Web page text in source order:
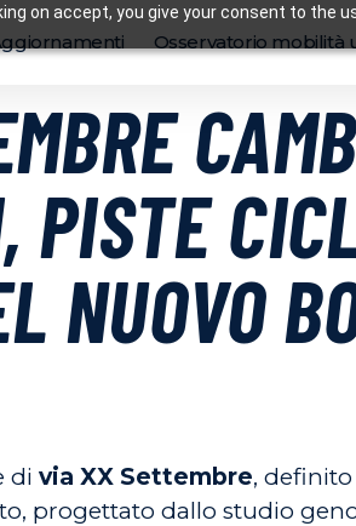
on accept, you give your consent to the
Osservatorio mobilità
PISTE
NUOVO
di via XX Settembre,
progettato dallo studio